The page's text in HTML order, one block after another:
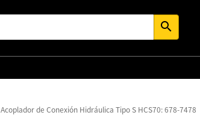
search
Acoplador de Conexión Hidráulica Tipo S HCS70: 678-7478